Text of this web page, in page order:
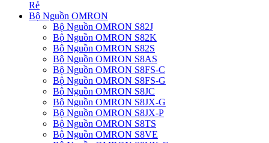
Rẻ
Bộ Nguồn OMRON
Bộ Nguồn OMRON S82J
Bộ Nguồn OMRON S82K
Bộ Nguồn OMRON S82S
Bộ Nguồn OMRON S8AS
Bộ Nguồn OMRON S8FS-C
Bộ Nguồn OMRON S8FS-G
Bộ Nguồn OMRON S8JC
Bộ Nguồn OMRON S8JX-G
Bộ Nguồn OMRON S8JX-P
Bộ Nguồn OMRON S8TS
Bộ Nguồn OMRON S8VE